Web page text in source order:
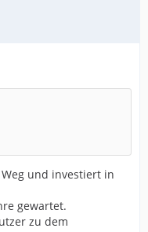
und investiert in
gewartet.
zu dem